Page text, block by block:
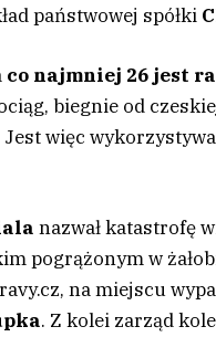
państwowej spółki
co najmniej 26 jest
biegnie od
więc
nazwał katastrofę
pogrążonym w
na miejscu
. Z kolei zarząd